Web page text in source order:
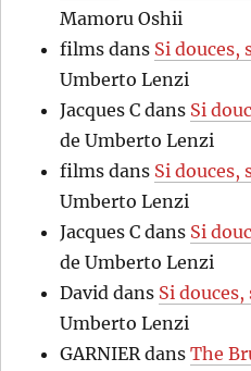
Mamoru Oshii
films dans Si douces,
Umberto Lenzi
Jacques C dans Si
de Umberto Lenzi
films dans Si douces,
Umberto Lenzi
Jacques C dans Si
de Umberto Lenzi
David dans Si
Umberto Lenzi
GARNIER dansThe